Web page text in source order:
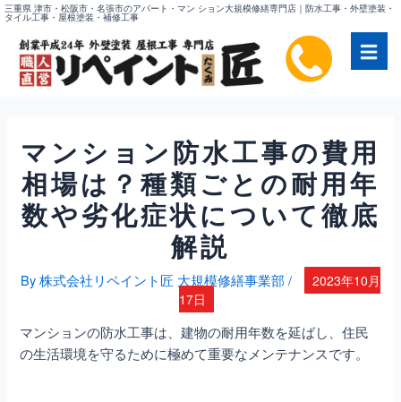
内三重県 津市・松阪市・名張市のアパート・マン ション大規模修繕専門店｜防水工事・外壁塗装・
タイル工事・屋根塗装・補修工事
マンション防水工事の費用
相場は？種類ごとの耐用年
数や劣化症状について徹底
解説
By株式会社リペイント匠 大規模修繕事業部 /
2023年10月
17日
マンションの防水工事は、建物の耐用年数を延ばし、住民
の生活環境を守るために極めて重要なメンテナンスです。